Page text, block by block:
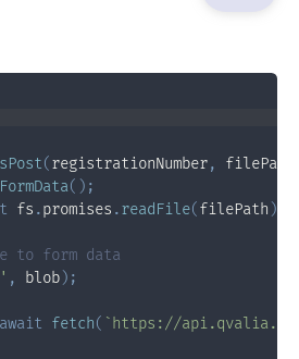
(registrationNumber ,
FormData ( )
fs.promises.readFile(filePath
to form data
blob )
= await fetch ( `https://